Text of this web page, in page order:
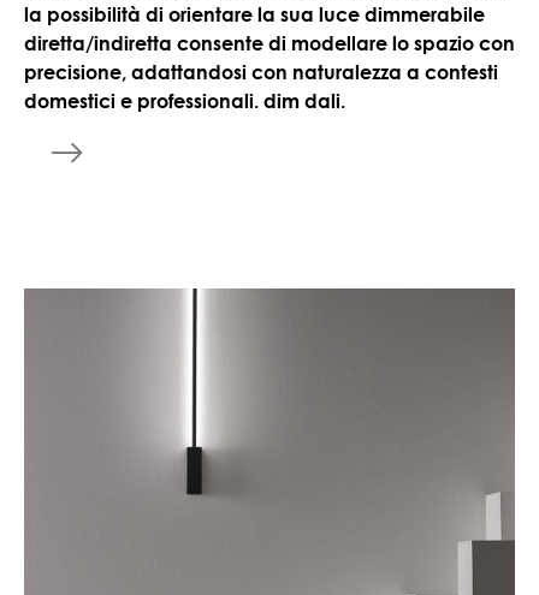
la possibilità di orientare la sua luce dimmerabile
diretta/indiretta consente di modellare lo spazio con
precisione, adattandosi con naturalezza a contesti
domestici e professionali. dim dali.